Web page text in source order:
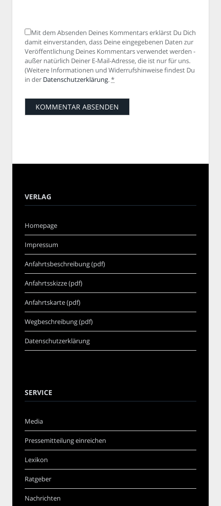
Mit dem Absenden Deines Kommentars erklärst Du Dich
damit einverstanden, dass Deine eingegebenen Daten zur
Veröffentlichung Deines Kommentars verwendet werden -
außer natürlich Deiner E-Mail-Adresse, die ist nur für uns.
(Weitere Informationen und Widerrufshinweise findest Du
in der Datenschutzerklärung.*
VERLAG
Homepage
Impressum
Anfahrtsbeschreibung (pdf)
Anfahrtsskizze (pdf)
Anfahrtskarte (pdf)
Wegbeschreibung (pdf)
Datenschutzerklärung
SERVICE
Media
Pressemitteilung einreichen
Lexikon
Ratgeber
Nachrichten